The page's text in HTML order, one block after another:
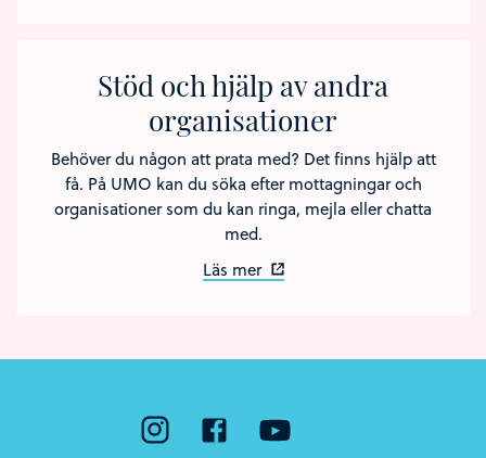
Stöd och hjälp av andra
organisationer
Behöver du någon att prata med? Det finns hjälp att
få. På UMO kan du söka efter mottagningar och
organisationer som du kan ringa, mejla eller chatta
med.
Läs mer